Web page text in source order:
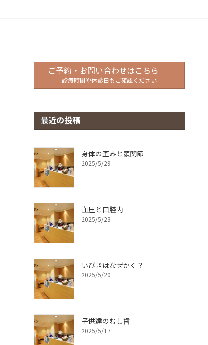
ご予約・お問い合わせはこちら
診療時間や休診日もご確認ください
最近の投稿
身体の歪みと顎関節
2025/5/29
血圧と口腔内
2025/5/23
いびきはなぜかく？
2025/5/20
子供達のむし歯
2025/5/17